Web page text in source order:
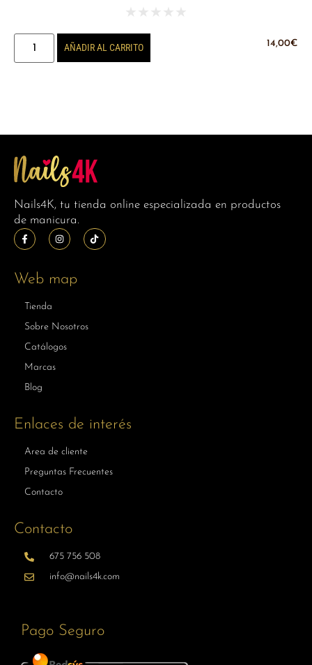
★ ★ ★ ★ ★
14,00€
AÑADIR AL CARRITO
Nails4K, tu tienda online especializada en productos
de manicura.
Web map
Tienda
Sobre Nosotros
Catálogos
Marcas
Blog
Enlaces de interés
Area de cliente
Preguntas Frecuentes
Contacto
Contacto
675 756 508
info@nails4k.com
Pago Seguro